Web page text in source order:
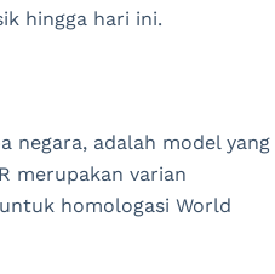
hingga hari ini.
negara, adalah model yang
merupakan varian
homologasi World